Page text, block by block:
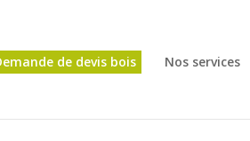
de devis bois Nos services